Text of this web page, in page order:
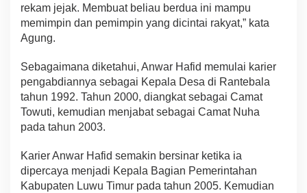
rekam jejak. Membuat beliau berdua ini mampu
memimpin dan pemimpin yang dicintai rakyat,” kata
Agung.
Sebagaimana diketahui, Anwar Hafid memulai karier
pengabdiannya sebagai Kepala Desa di Rantebala
tahun 1992. Tahun 2000, diangkat sebagai Camat
Towuti, kemudian menjabat sebagai Camat Nuha
pada tahun 2003.
Karier Anwar Hafid semakin bersinar ketika ia
dipercaya menjadi Kepala Bagian Pemerintahan
Kabupaten Luwu Timur pada tahun 2005. Kemudian